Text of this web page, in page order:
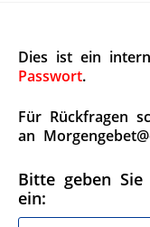
Dies ist ein
Passwort.
Für Rückfragen
an
Bitte geben
ein: